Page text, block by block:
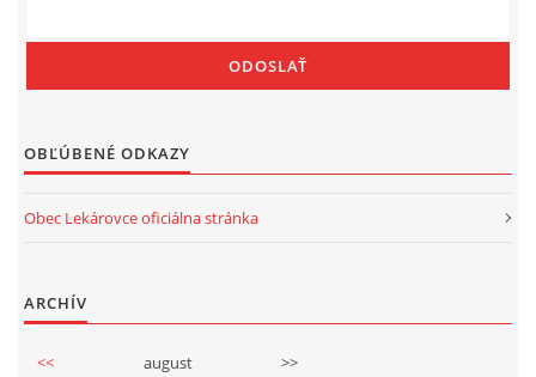
OBĽÚBENÉ ODKAZY
Obec Lekárovce oficiálna stránka
ARCHÍV
<< august
>>